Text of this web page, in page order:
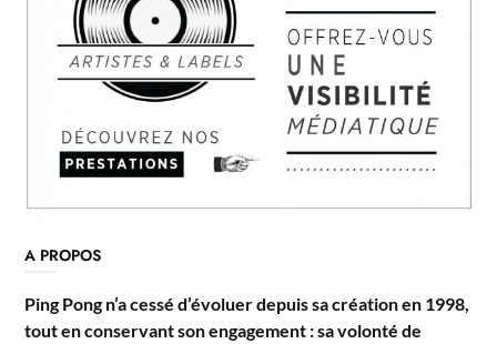
A PROPOS
Ping Pong n’a cessé d’évoluer depuis sa création en 1998,
tout en conservant son engagement : sa volonté de